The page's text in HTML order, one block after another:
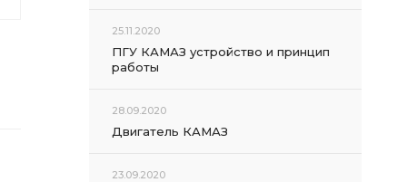
25.11.2020
ПГУ КАМАЗ устройство и принцип
работы
28.09.2020
Двигатель КАМАЗ
23.09.2020